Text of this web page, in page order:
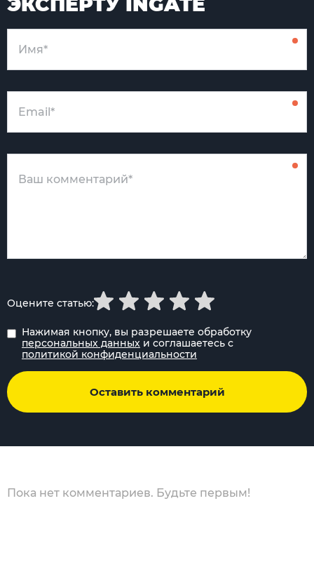
Нажимая кнопку, вы разрешаете обработку
персональных данных и соглашаетесь с
политикой конфиденциальности
Оставить комментарий
Оцените статью:
Пока нет комментариев. Будьте первым!